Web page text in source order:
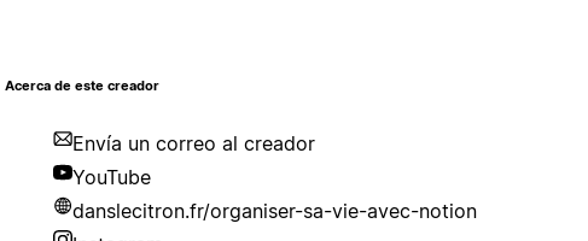
Acerca de este creador
Envía un correo al creador
YouTube
danslecitron.fr/organiser-sa-vie-avec-notion